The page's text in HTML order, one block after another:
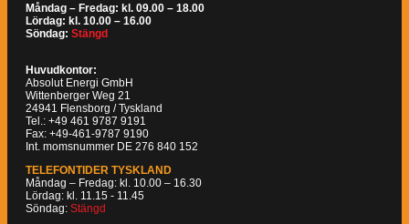
Måndag – Fredag: kl. 09.00 – 18.00
Lördag: kl. 10.00 – 16.00
Söndag: Stängd
Huvudkontor:
Absolut Energi GmbH
Wittenberger Weg 21
24941 Flensborg / Tyskland
Tel.: +49 461 9787 9191
Fax: +49-461-9787 9190
Int. momsnummer DE 276 840 152
TELEFONTIDER TYSKLAND
Måndag – Fredag: kl. 10.00 – 16.30
Lördag: kl. 11.15 - 11.45
Söndag: Stängd